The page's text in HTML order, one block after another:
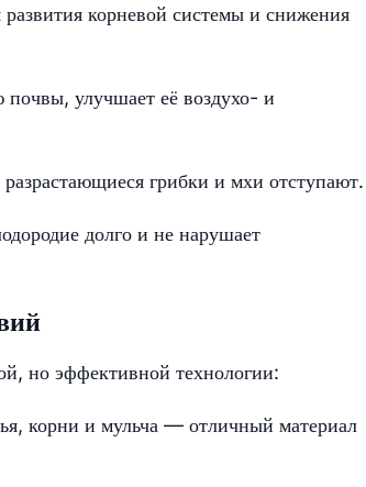
корневой системы и снижения
улучшает её воздухо- и
грибки и мхи отступают.
долго и не нарушает
но эффективной технологии:
корни и мульча — отличный материал